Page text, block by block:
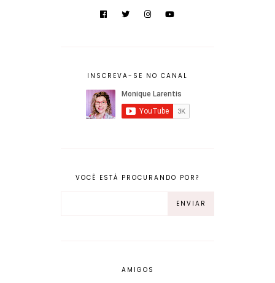
INSCREVA-SE NO CANAL
VOCÊ ESTÁ PROCURANDO POR?
AMIGOS